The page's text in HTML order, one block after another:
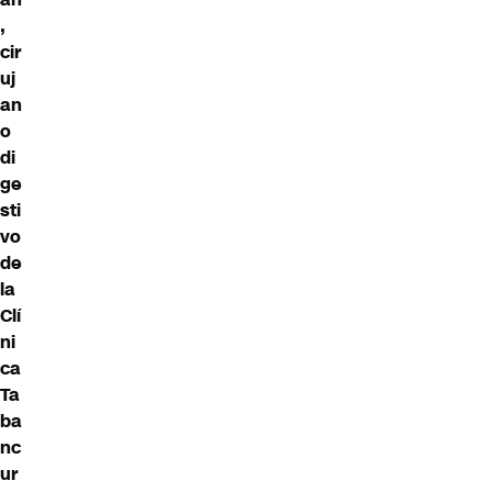
,
cir
uj
an
o
di
ge
sti
vo
de
la
Clí
ni
ca
Ta
ba
nc
ur